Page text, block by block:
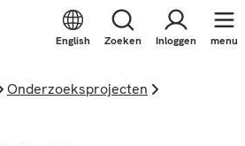
English Zoeken Inloggen menu
Onderzoeksprojecten